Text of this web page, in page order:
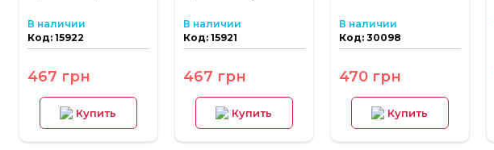
В наличии
Код: 15922
467 грн
Купить
В наличии
Код: 15921
467 грн
Купить
В наличии
Код: 30098
470 грн
Купить